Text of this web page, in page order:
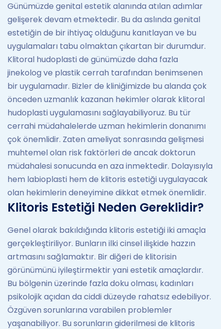
Günümüzde genital estetik alanında atılan adımlar
gelişerek devam etmektedir. Bu da aslında genital
estetiğin de bir ihtiyaç olduğunu kanıtlayan ve bu
uygulamaları tabu olmaktan çıkartan bir durumdur.
Klitoral hudoplasti de günümüzde daha fazla
jinekolog ve plastik cerrah tarafından benimsenen
bir uygulamadır. Bizler de kliniğimizde bu alanda çok
önceden uzmanlık kazanan hekimler olarak klitoral
hudoplasti uygulamasını sağlayabiliyoruz. Bu tür
cerrahi müdahalelerde uzman hekimlerin donanımı
çok önemlidir. Zaten ameliyat sonrasında gelişmesi
muhtemel olan risk faktörleri de ancak doktorun
müdahalesi sonucunda en aza inmektedir. Dolayısıyla
hem labioplasti hem de klitoris estetiği uygulayacak
olan hekimlerin deneyimine dikkat etmek önemlidir.
Klitoris Estetiği Neden Gereklidir?
Genel olarak bakıldığında klitoris estetiği iki amaçla
gerçekleştiriliyor. Bunların ilki cinsel ilişkide hazzın
artmasını sağlamaktır. Bir diğeri de klitorisin
görünümünü iyileştirmektir yani estetik amaçlardır.
Bu bölgenin üzerinde fazla doku olması, kadınları
psikolojik açıdan da ciddi düzeyde rahatsız edebiliyor.
Özgüven sorunlarına varabilen problemler
yaşanabiliyor. Bu sorunların giderilmesi de klitoris